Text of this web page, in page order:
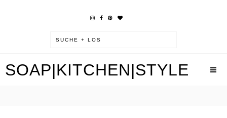
SOAP|KITCHEN|STYLE